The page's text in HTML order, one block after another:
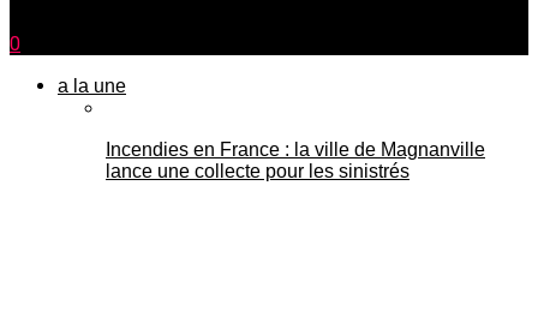
0
a la une
Incendies en France : la ville de Magnanville
lance une collecte pour les sinistrés